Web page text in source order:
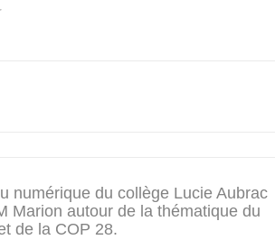
numérique du collège Lucie Aubrac
Marion autour de la thématique du
de la COP 28.